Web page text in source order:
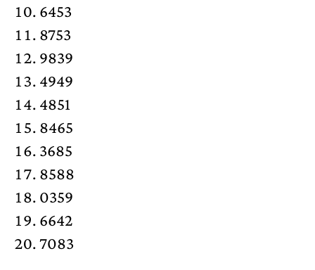
6453
8753
9839
4949
4851
8465
3685
8588
0359
6642
7083